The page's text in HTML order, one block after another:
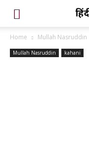
Home Mullah Nasruddin
Mullah Nasruddin kahani